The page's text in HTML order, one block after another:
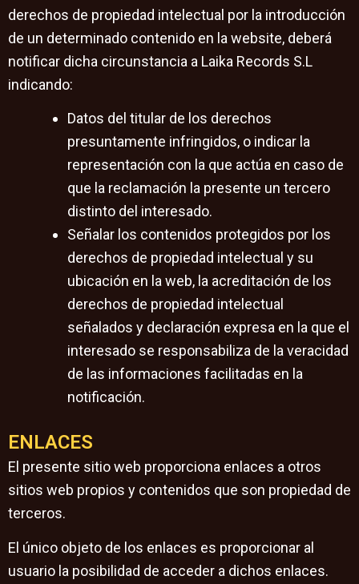
derechos de propiedad intelectual por la introducción
de un determinado contenido en la website, deberá
notificar dicha circunstancia a Laika Records S.L
indicando:
Datos del titular de los derechos
presuntamente infringidos, o indicar la
representación con la que actúa en caso de
que la reclamación la presente un tercero
distinto del interesado.
Señalar los contenidos protegidos por los
derechos de propiedad intelectual y su
ubicación en la web, la acreditación de los
derechos de propiedad intelectual
señalados y declaración expresa en la que el
interesado se responsabiliza de la veracidad
de las informaciones facilitadas en la
notificación.
ENLACES
El presente sitio web proporciona enlaces a otros
sitios web propios y contenidos que son propiedad de
terceros.
El único objeto de los enlaces es proporcionar al
usuario la posibilidad de acceder a dichos enlaces.